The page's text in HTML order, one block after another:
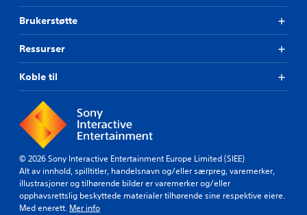
Brukerstøtte
Ressurser
Koble til
© 2026 Sony Interactive Entertainment Europe Limited (SIEE)
Alt av innhold, spilltitler, handelsnavn og/eller særpreg, varemerker,
illustrasjoner og tilhørende bilder er varemerker og/eller
opphavsrettslig beskyttede materialer tilhørende sine respektive eiere.
Med enerett. Mer info